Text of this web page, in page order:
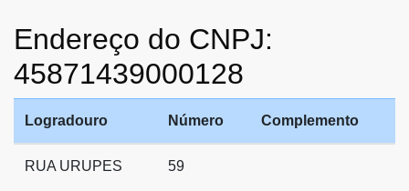
Endereço do CNPJ:
45871439000128
Logradouro Número Complemento
RUA URUPES 59